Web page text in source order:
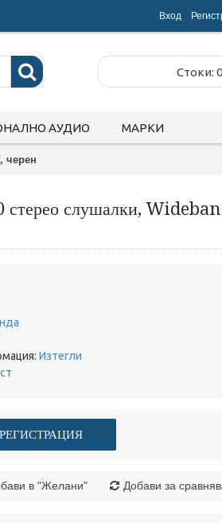
Вход
Стоки:
АУДИО МАРКИ
черен
слушалки,
Изтегли
РЕГИСТРАЦИЯ
в "Желани" Добави за